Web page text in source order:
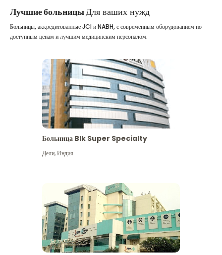
Лучшие больницыДля ваших нужд
Больницы, аккредитованные JCI и NABH, с современным оборудованием по
доступным ценам и лучшим медицинским персоналом.
Больница Blk Super Specialty
Дели,Индия